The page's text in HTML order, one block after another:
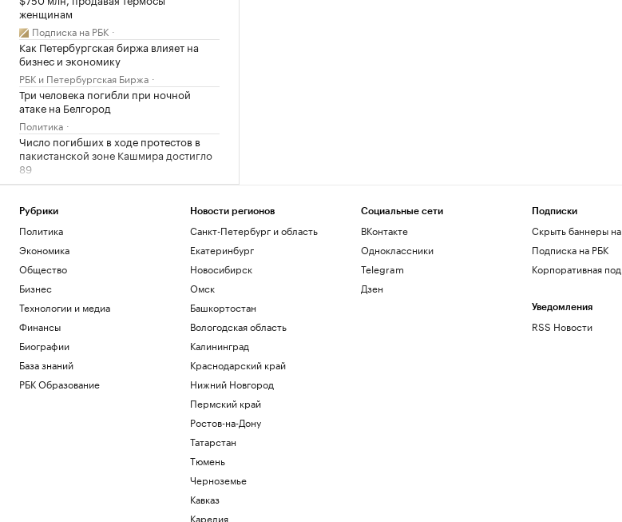
женщинам
Подписка на РБК
Как Петербургская биржа влияет на
бизнес и экономику
РБК и Петербургская Биржа
Три человека погибли при ночной
атаке на Белгород
Политика
Число погибших в ходе протестов в
пакистанской зоне Кашмира достигло
89
Политика
Aramco в Джизане
Общество
КРТ по-кавказски: Минстрой РФ
отметил взрывной рост
Как внуки влияют на здоровье бабушек
и дедушек
Общество
«Последняя капля»: о чем говорят
Подписка на РБК
Рубрики
Политика
Экономика
Общество
Бизнес
Технологии и медиа
Финансы
Биографии
База знаний
РБК Образование
Новости регионов
Санкт-Петербург и область
Екатеринбург
Новосибирск
Омск
Башкортостан
Вологодская область
Калининград
Краснодарский край
Нижний Новгород
Пермский край
Ростов-на-Дону
Татарстан
Тюмень
Черноземье
Кавказ
Карелия
Социальные сети
ВКонтакте
Одноклассники
Telegram
Дзен
Подписки
Скрыть баннеры
Подписка на РБК
Корпоративная
Уведомления
RSS Новости